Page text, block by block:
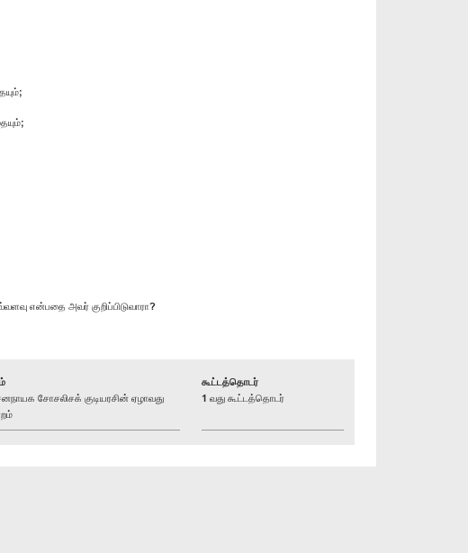
என்பதை அவர் குறிப்பிடுவாரா?
சோசலிசக் குடியரசின் ஏழாவது
கூட்டத்தொடர்
1 வது கூட்டத்தொடர்